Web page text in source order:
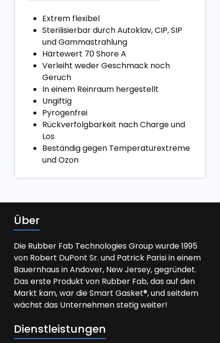
Extrem flexibel
Sterilisierbar durch Autoklav, CIP, SIP
und Gammastrahlung
Härtewert 70 Shore A
Verleiht weder Geschmack noch
Geruch
In einem Reinraum hergestellt
Ungiftig
Pyrogenfrei
Rückverfolgbarkeit nach Charge und
Los
Beständig gegen Temperaturextreme
und Ozon
Über
Die Rubber Fab Technologies Group wurde 1995
von Robert DuPont Sr. und Patrick Parisi in einem
Bauernhaus in Andover, New Jersey, gegründet.
Das erste Produkt von Rubber Fab, das auf den
Markt kam, war die Smart Gasket®, und seitdem
wächst das Unternehmen stetig weiter!
Dienstleistungen